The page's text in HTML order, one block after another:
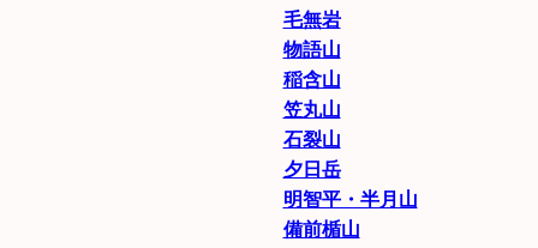
毛無岩
物語山
稲含山
笠丸山
石裂山
夕日岳
明智平・半月山
備前楯山